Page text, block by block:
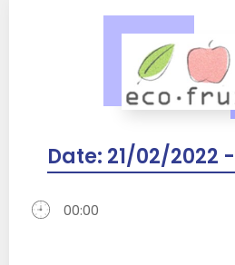
Date: 21/02/2022
00:00